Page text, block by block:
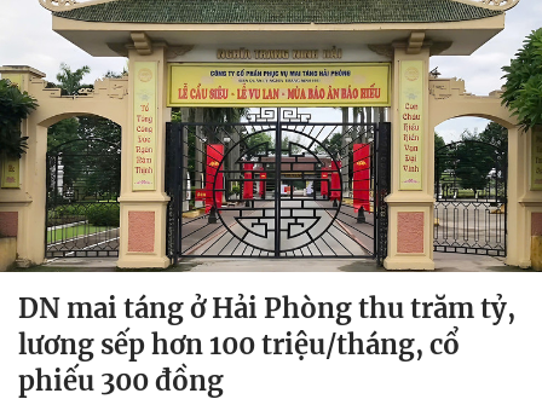
DN mai táng ở Hải Phòng thu trăm tỷ,
lương sếp hơn 100 triệu/tháng, cổ
phiếu 300 đồng